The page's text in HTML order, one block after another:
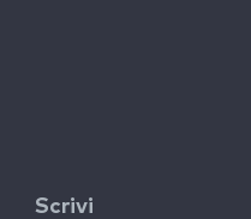
Scrivi